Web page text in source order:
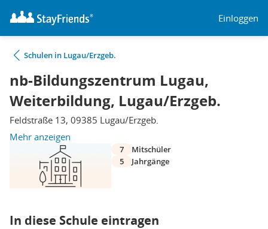
Einloggen
Schulen in Lugau/Erzgeb.
nb-Bildungszentrum Lugau,
Weiterbildung, Lugau/Erzgeb.
Feldstraße 13, 09385 Lugau/Erzgeb.
Mehr anzeigen
7
Mitschüler
5
Jahrgänge
In diese Schule eintragen